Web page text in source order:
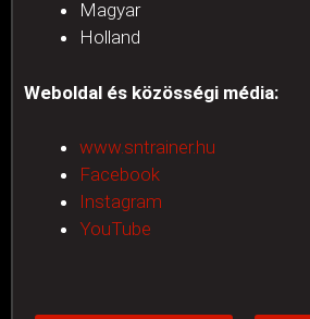
Magyar
Holland
Weboldal és közösségi média:
www.sntrainer.hu
Facebook
Instagram
YouTube